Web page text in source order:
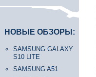
НОВЫЕ ОБЗОРЫ:
SAMSUNG GALAXY
S10 LITE
SAMSUNG A51